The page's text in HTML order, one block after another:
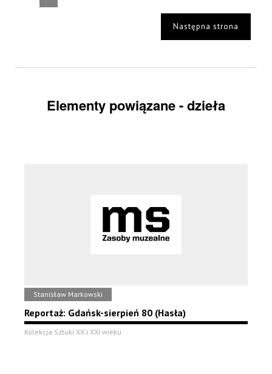
Następna strona
Elementy powiązane - dzieła
Stanisław Markowski
Reportaż: Gdańsk-sierpień 80 (Hasła)
Kolekcja Sztuki XX i XXI wieku